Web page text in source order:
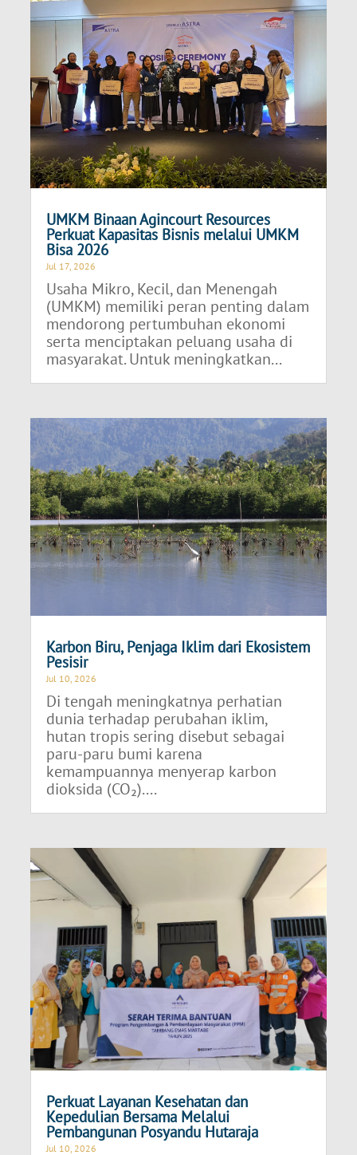
UMKM Binaan Agincourt Resources
Perkuat Kapasitas Bisnis melalui UMKM
Bisa 2026
Jul 17, 2026
Usaha Mikro, Kecil, dan Menengah
(UMKM) memiliki peran penting dalam
mendorong pertumbuhan ekonomi
serta menciptakan peluang usaha di
masyarakat. Untuk meningkatkan...
Karbon Biru, Penjaga Iklim dari Ekosistem
Pesisir
Jul 10, 2026
Di tengah meningkatnya perhatian
dunia terhadap perubahan iklim,
hutan tropis sering disebut sebagai
paru-paru bumi karena
kemampuannya menyerap karbon
dioksida (CO₂)....
Perkuat Layanan Kesehatan dan
Kepedulian Bersama Melalui
Pembangunan Posyandu Hutaraja
Jul 10, 2026